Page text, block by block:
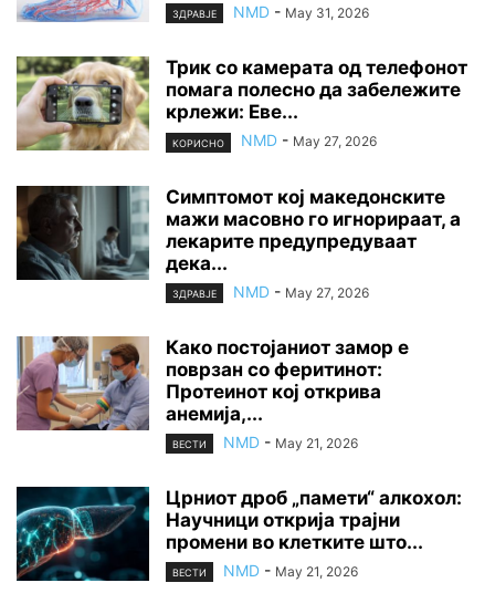
ЗДРАВЈЕ NMD - May 31, 2026
Трик со камерата од телефонот
помага полесно да забележите
крлежи: Еве...
КОРИСНО NMD - May 27, 2026
Симптомот кој македонските
мажи масовно го игнорираат, а
лекарите предупредуваат
дека...
ЗДРАВЈЕ NMD - May 27, 2026
Како постојаниот замор е
поврзан со феритинот:
Протеинот кој открива
анемија,...
ВЕСТИ NMD - May 21, 2026
Црниот дроб „памети“ алкохол:
Научници открија трајни
промени во клетките што...
ВЕСТИ NMD - May 21, 2026